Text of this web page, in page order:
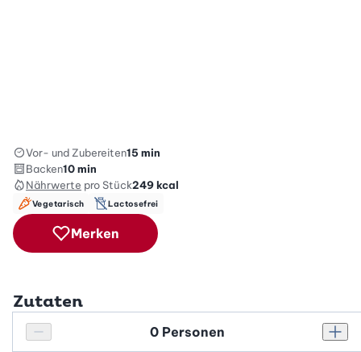
Vor- und Zubereiten15 min
Backen10 min
Nährwerte pro Stück249kcal
Vegetarisch Lactosefrei
Merken
Zutaten
Personenanzahl verringern
Personenanzahl